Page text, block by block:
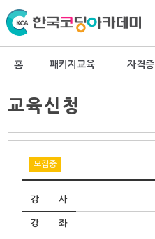
홈 패키지교육 자격증
교육신청
모집중
강 사
강 좌